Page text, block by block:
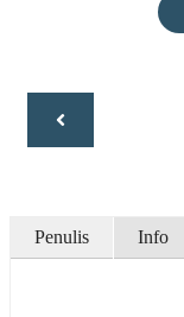
Penulis Info